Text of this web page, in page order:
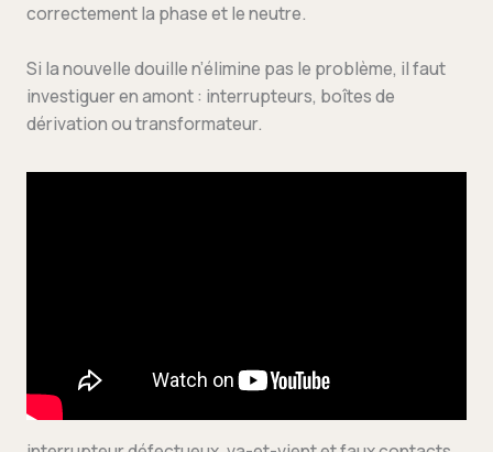
correctement la phase et le neutre.
Si la nouvelle douille n’élimine pas le problème, il faut
investiguer en amont : interrupteurs, boîtes de
dérivation ou transformateur.